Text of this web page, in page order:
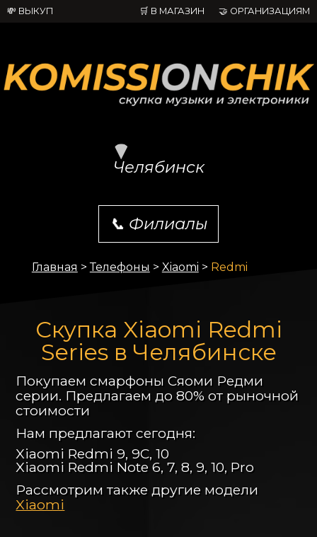
💸 ВЫКУП 🛒 В МАГАЗИН 🤝 ОРГАНИЗАЦИЯМ
Челябинск
📞 Филиалы
Главная > Телефоны > Xiaomi > Redmi
Скупка Xiaomi Redmi
Series в Челябинске
Покупаем смарфоны Сяоми Редми
серии. Предлагаем до 80% от рыночной
стоимости
Нам предлагают сегодня:
Xiaomi Redmi 9, 9C, 10
Xiaomi Redmi Note 6, 7, 8, 9, 10, Pro
Рассмотрим также другие модели
Xiaomi